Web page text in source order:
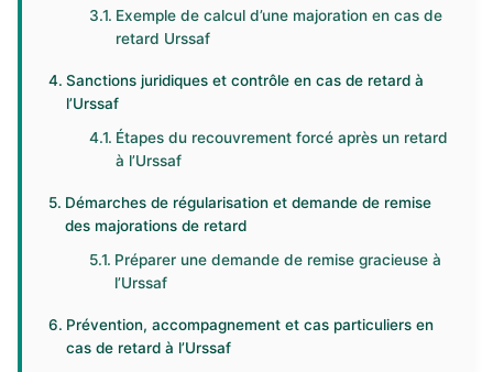
Exemple de calcul d’une majoration en cas de
retard Urssaf
Sanctions juridiques et contrôle en cas de retard à
l’Urssaf
Étapes du recouvrement forcé après un retard
à l’Urssaf
Démarches de régularisation et demande de remise
des majorations de retard
Préparer une demande de remise gracieuse à
l’Urssaf
Prévention, accompagnement et cas particuliers en
cas de retard à l’Urssaf